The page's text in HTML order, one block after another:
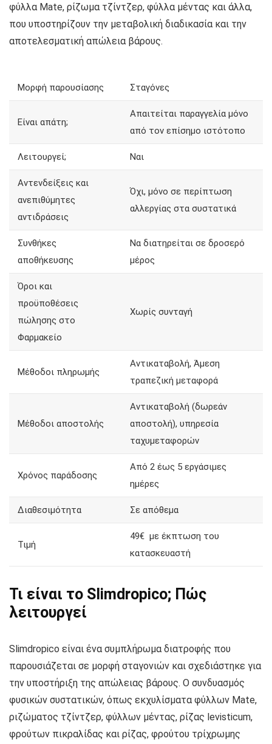
φύλλα Mate, ρίζωμα τζίντζερ, φύλλα μέντας και άλλα,
που υποστηρίζουν την μεταβολική διαδικασία και την
αποτελεσματική απώλεια βάρους.
Μορφή παρουσίασης Σταγόνες
Είναι απάτη;
Απαιτείται παραγγελία μόνο
από τον επίσημο ιστότοπο
Λειτουργεί; Ναι
Αντενδείξεις και
ανεπιθύμητες
αντιδράσεις
Όχι, μόνο σε περίπτωση
αλλεργίας στα συστατικά
Συνθήκες
αποθήκευσης
Να διατηρείται σε δροσερό
μέρος
Όροι και
προϋποθέσεις
πώλησης στο
Φαρμακείο
Χωρίς συνταγή
Μέθοδοι πληρωμής
Αντικαταβολή, Άμεση
τραπεζική μεταφορά
Μέθοδοι αποστολής
Αντικαταβολή (δωρεάν
αποστολή), υπηρεσία
ταχυμεταφορών
Χρόνος παράδοσης
Από 2 έως 5 εργάσιμες
ημέρες
Διαθεσιμότητα Σε απόθεμα
Τιμή
49€ με έκπτωση του
κατασκευαστή
Τι είναι το Slimdropico; Πώς
λειτουργεί
Slimdropico είναι ένα συμπλήρωμα διατροφής που
παρουσιάζεται σε μορφή σταγονιών και σχεδιάστηκε για
την υποστήριξη της απώλειας βάρους. Ο συνδυασμός
φυσικών συστατικών, όπως εκχυλίσματα φύλλων Mate,
ριζώματος τζίντζερ, φύλλων μέντας, ρίζας levisticum,
φρούτων πικραλίδας και ρίζας, φρούτου τρίχρωμης